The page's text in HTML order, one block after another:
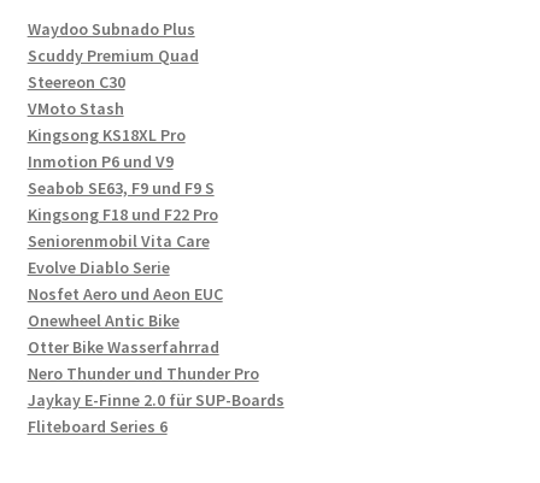
Waydoo Subnado Plus
Scuddy Premium Quad
Steereon C30
VMoto Stash
Kingsong KS18XL Pro
Inmotion P6 und V9
Seabob SE63, F9 und F9 S
Kingsong F18 und F22 Pro
Seniorenmobil Vita Care
Evolve Diablo Serie
Nosfet Aero und Aeon EUC
Onewheel Antic Bike
Otter Bike Wasserfahrrad
Nero Thunder und Thunder Pro
Jaykay E-Finne 2.0 für SUP-Boards
Fliteboard Series 6